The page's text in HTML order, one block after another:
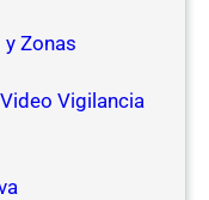
Zonas
Vigilancia